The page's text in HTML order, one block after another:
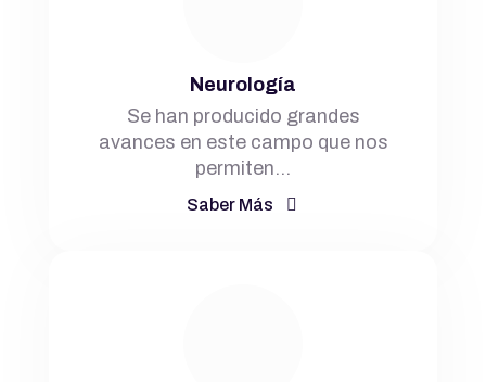
Neurología
Se han producido grandes
avances en este campo que nos
permiten…
Saber Más